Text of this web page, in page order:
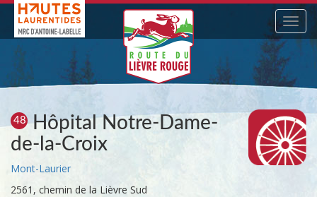
48 Hôpital Notre-Dame-
de-la-Croix
Mont-Laurier
2561, chemin de la Lièvre Sud